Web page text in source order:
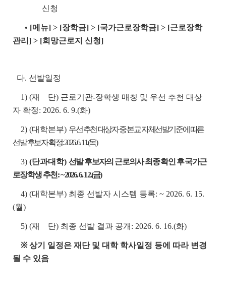
신청
• [메뉴] > [장학금] > [국가근로장학금] > [근로장학
관리] > [희망근로지 신청]
다. 선발일정
1) (재 단) 근로기관-장학생 매칭 및 우선 추천 대상
자 확정: 2026. 6. 9.(화)
2) (대학본부) 우선 추천 대상자 중 본교 자체선발기준에 따른
선발 후보자 확정: 2026. 6. 11.(목)
3) (단과대학) 선발 후보자의 근로의사 최종 확인 후 국가근
로장학생 추천:~ 2026. 6. 12.(금)
4) (대학본부) 최종 선발자 시스템 등록: ~ 2026. 6. 15.
(월)
5) (재 단) 최종 선발 결과 공개: 2026. 6. 16.(화)
※ 상기 일정은 재단 및 대학 학사일정 등에 따라 변경
될 수 있음